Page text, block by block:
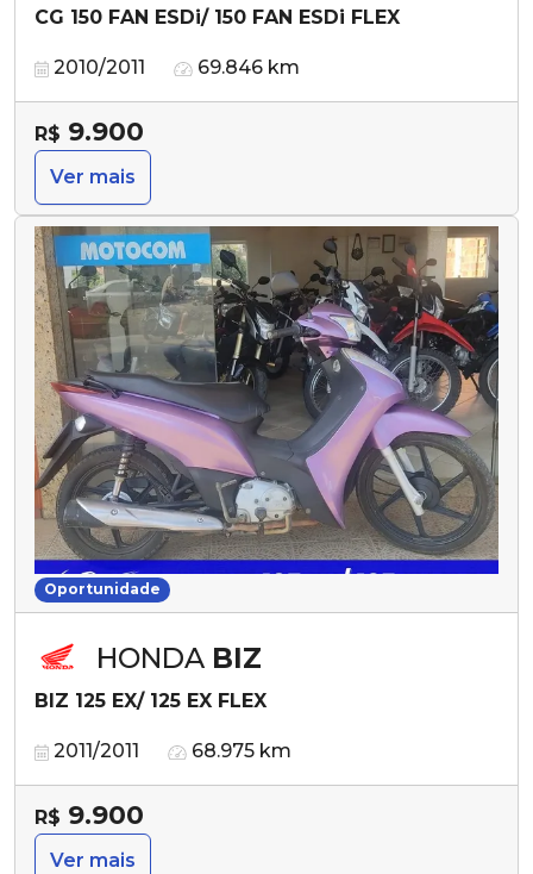
CG 150 FAN ESDi/ 150 FAN ESDi FLEX
2010/2011 69.846 km
R$ 9.900
Ver mais
Oportunidade
HONDA BIZ
BIZ 125 EX/ 125 EX FLEX
2011/2011 68.975 km
R$ 9.900
Ver mais